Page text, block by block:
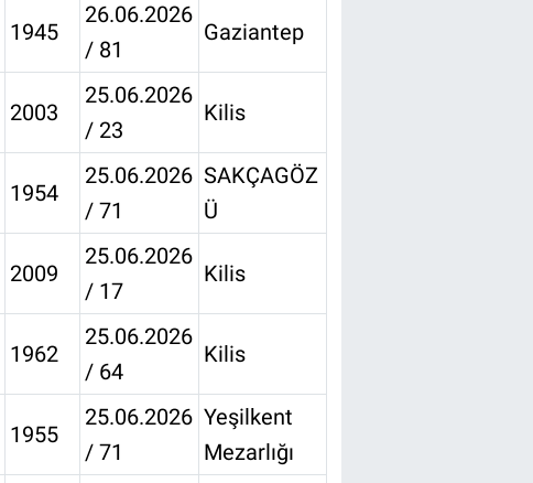
1945
26.06.2026
/ 81
Gaziantep
2003
25.06.2026
/ 23
Kilis
1954
25.06.2026
/ 71
SAKÇAGÖZ
Ü
2009
25.06.2026
/ 17
Kilis
1962
25.06.2026
/ 64
Kilis
1955
25.06.2026
/ 71
Yeşilkent
Mezarlığı